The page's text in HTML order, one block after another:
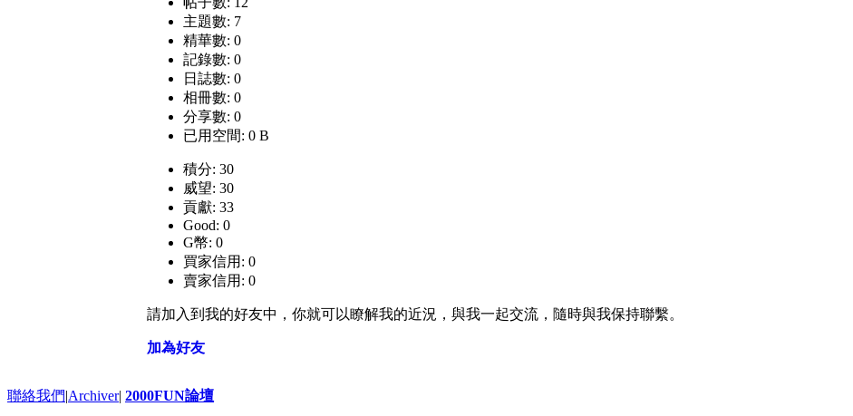
主題數: 7
精華數: 0
記錄數: 0
日誌數: 0
相冊數: 0
分享數: 0
已用空間: 0 B
積分: 30
威望: 30
貢獻: 33
Good: 0
G幣: 0
買家信用: 0
賣家信用: 0
請加入到我的好友中，你就可以瞭解我的近況，與我一起交流，隨時與我保持聯繫。
加為好友
聯絡我們|Archiver| 2000FUN論壇